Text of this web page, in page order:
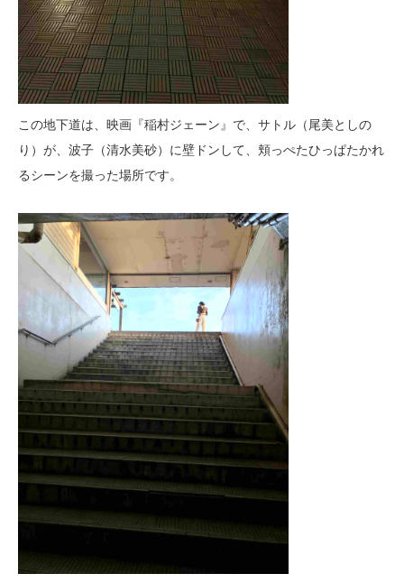
この地下道は、映画『稲村ジェーン』で、サトル（尾美としの
り）が、波子（清水美砂）に壁ドンして、頬っぺたひっぱたかれ
るシーンを撮った場所です。